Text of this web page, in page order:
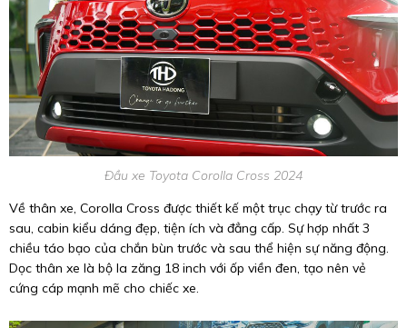
Đầu xe Toyota Corolla Cross 2024
Về thân xe, Corolla Cross được thiết kế một trục chạy từ trước ra
sau, cabin kiểu dáng đẹp, tiện ích và đẳng cấp. Sự hợp nhất 3
chiều táo bạo của chắn bùn trước và sau thể hiện sự năng động.
Dọc thân xe là bộ la zăng 18 inch với ốp viền đen, tạo nên vẻ
cứng cáp mạnh mẽ cho chiếc xe.